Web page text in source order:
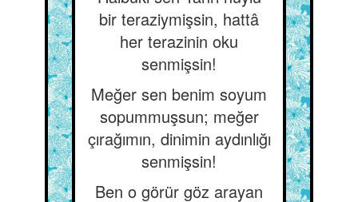
bir teraziymişsin, hattâ
her terazinin oku
senmişsin!
Meğer sen benim soyum
sopummuşsun; meğer
çırağımın, dinimin aydınlığı
senmişsin!
Ben o görür göz arayan